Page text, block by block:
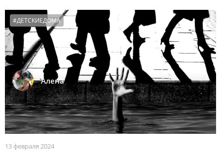
Алена
#ДЕТСКИЕДОМА
13 февраля 2024